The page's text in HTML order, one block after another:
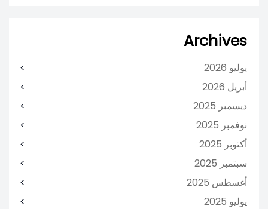
Archives
يوليو 2026
أبريل 2026
ديسمبر 2025
نوفمبر 2025
أكتوبر 2025
سبتمبر 2025
أغسطس 2025
يوليو 2025